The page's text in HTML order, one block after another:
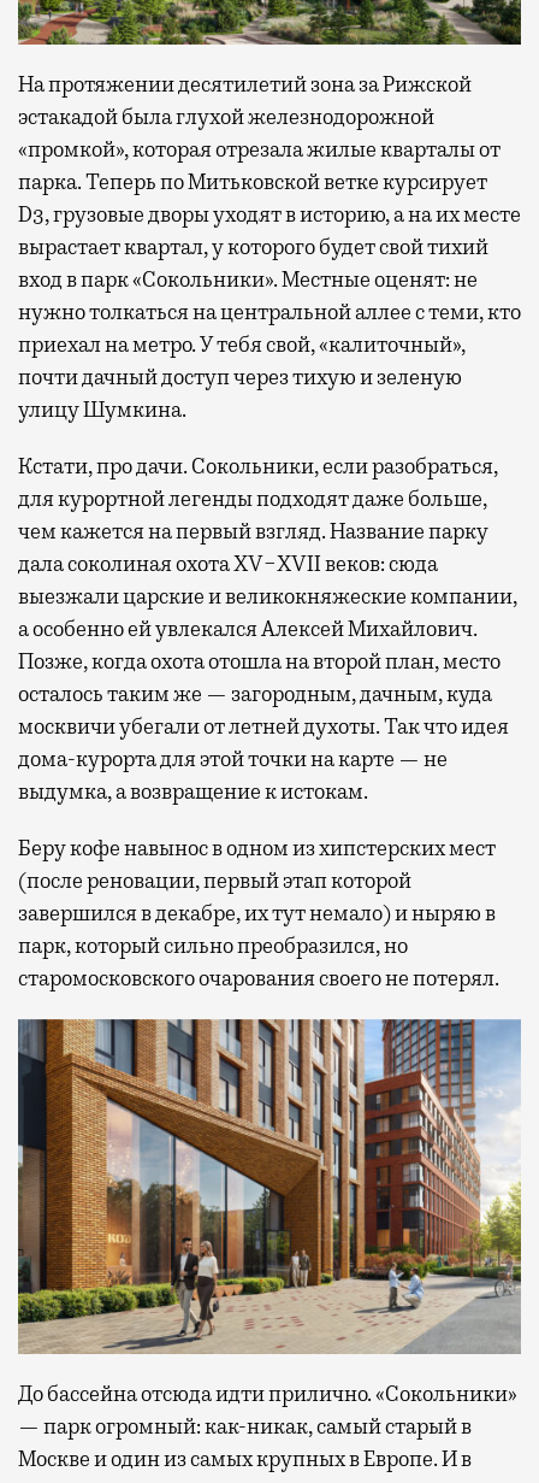
На протяжении десятилетий зона за Рижской
эстакадой была глухой железнодорожной
«промкой», которая отрезала жилые кварталы от
парка. Теперь по Митьковской ветке курсирует
D3, грузовые дворы уходят в историю, а на их месте
вырастает квартал, у которого будет свой тихий
вход в парк «Сокольники». Местные оценят: не
нужно толкаться на центральной аллее с теми, кто
приехал на метро. У тебя свой, «калиточный»,
почти дачный доступ через тихую и зеленую
улицу Шумкина.
Кстати, про дачи. Сокольники, если разобраться,
для курортной легенды подходят даже больше,
чем кажется на первый взгляд. Название парку
дала соколиная охота XV−XVII веков: сюда
выезжали царские и великокняжеские компании,
а особенно ей увлекался Алексей Михайлович.
Позже, когда охота отошла на второй план, место
осталось таким же — загородным, дачным, куда
москвичи убегали от летней духоты. Так что идея
дома-курорта для этой точки на карте — не
выдумка, а возвращение к истокам.
Беру кофе навынос в одном из хипстерских мест
(после реновации, первый этап которой
завершился в декабре, их тут немало) и ныряю в
парк, который сильно преобразился, но
старомосковского очарования своего не потерял.
До бассейна отсюда идти прилично. «Сокольники»
— парк огромный: как-никак, самый старый в
Москве и один из самых крупных в Европе. И в